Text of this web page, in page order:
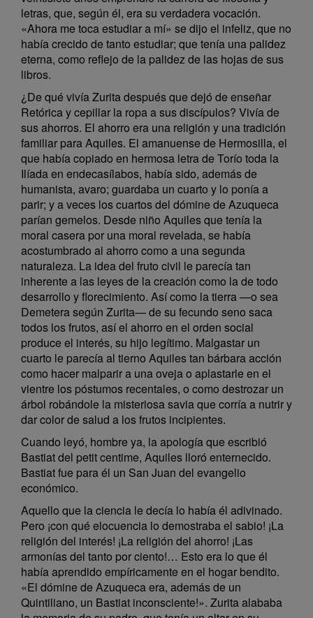
letras, que, según él, era su verdadera vocación.
«Ahora me toca estudiar a mí» se dijo el infeliz, que no
había crecido de tanto estudiar; que tenía una palidez
eterna, como reflejo de la palidez de las hojas de sus
libros.
¿De qué vivía Zurita después que dejó de enseñar
Retórica y cepillar la ropa a sus discípulos? Vivía de
sus ahorros. El ahorro era una religión y una tradición
familiar para Aquiles. El amanuense de Hermosilla, el
que había copiado en hermosa letra de Torío toda la
Ilíada en endecasílabos, había sido, además de
humanista, avaro; guardaba un cuarto y lo ponía a
parir; y a veces los cuartos del dómine de Azuqueca
parían gemelos. Desde niño Aquiles que tenía la
moral casera por una moral revelada, se había
acostumbrado al ahorro como a una segunda
naturaleza. La idea del fruto civil le parecía tan
inherente a las leyes de la creación como la de todo
desarrollo y florecimiento. Así como la tierra —o sea
Demetera según Zurita— de su fecundo seno saca
todos los frutos, así el ahorro en el orden social
produce el interés, su hijo legítimo. Malgastar un
cuarto le parecía al tierno Aquiles tan bárbara acción
como hacer malparir a una oveja o aplastarle en el
vientre los póstumos recentales, o como destrozar un
árbol robándole la misteriosa savia que corría a nutrir y
dar color de salud a los frutos incipientes.
Cuando leyó, hombre ya, la apología que escribió
Bastiat del petit centime, Aquiles lloró enternecido.
Bastiat fue para él un San Juan del evangelio
económico.
Aquello que la ciencia le decía lo había él adivinado.
Pero ¡con qué elocuencia lo demostraba el sabio! ¡La
religión del interés! ¡La religión del ahorro! ¡Las
armonías del tanto por ciento!… Esto era lo que él
había aprendido empíricamente en el hogar bendito.
«El dómine de Azuqueca era, además de un
Quintiliano, un Bastiat inconsciente!». Zurita alababa